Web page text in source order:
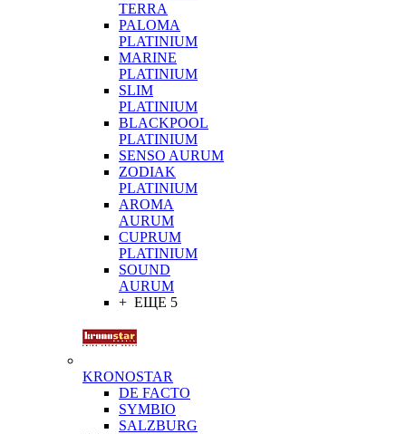
TERRA
PALOMA
PLATINIUM
MARINE
PLATINIUM
SLIM
PLATINIUM
BLACKPOOL
PLATINIUM
SENSO AURUM
ZODIAK
PLATINIUM
AROMA
AURUM
CUPRUM
PLATINIUM
SOUND
AURUM
+ ЕЩЕ 5
KRONOSTAR
DE FACTO
SYMBIO
SALZBURG